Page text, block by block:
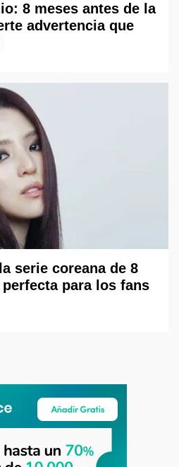
8 meses antes de la
advertencia que
serie coreana de 8
para los fans